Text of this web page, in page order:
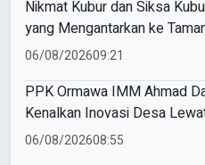
Nikmat Kubur dan Siksa
yang Mengantarkan ke
Azab Barzakh
06/08/202609:21
PPK Ormawa IMM Ahmad
Kenalkan Inovasi Desa
06/08/202608:55